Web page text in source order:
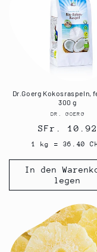
Dr.Goerg Kokosraspeln,
300 g
DR. GOERG
Normaler
Preis
SFr. 10.92
1 kg = 36.40
In den
legen